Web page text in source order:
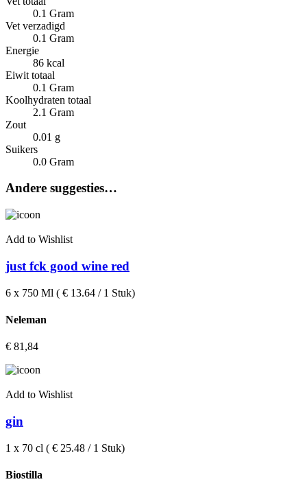
0.1 Gram
Vet verzadigd
0.1 Gram
Energie
86 kcal
Eiwit totaal
0.1 Gram
Koolhydraten totaal
2.1 Gram
Zout
0.01 g
Suikers
0.0 Gram
Andere suggesties…
Add to Wishlist
just fck good wine red
6 x 750 Ml ( € 13.64 / 1 Stuk)
Neleman
€ 81,84
Add to Wishlist
gin
1 x 70 cl ( € 25.48 / 1 Stuk)
Biostilla